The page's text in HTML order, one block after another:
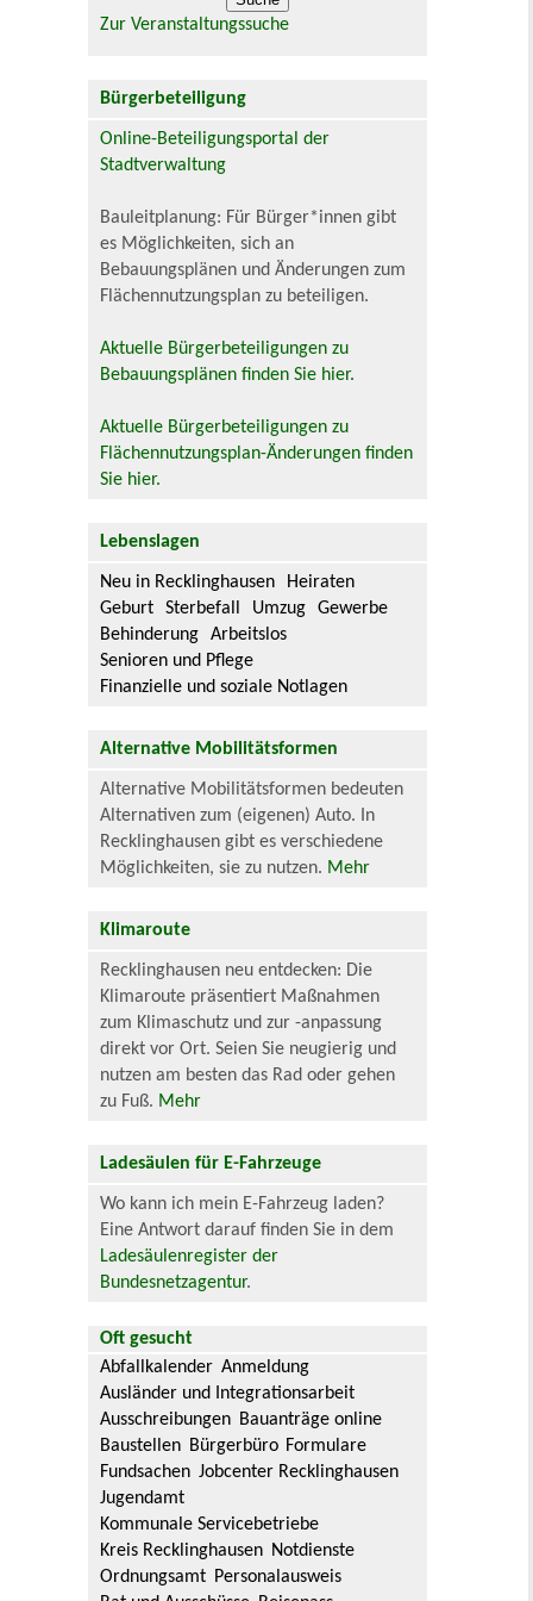
Zur Veranstaltungssuche
Bürgerbeteiligung
Online-Beteiligungsportal der
Stadtverwaltung
Bauleitplanung: Für Bürger*innen gibt
es Möglichkeiten, sich an
Bebauungsplänen und Änderungen zum
Flächennutzungsplan zu beteiligen.
Aktuelle Bürgerbeteiligungen zu
Bebauungsplänen finden Sie hier.
Aktuelle Bürgerbeteiligungen zu
Flächennutzungsplan-Änderungen finden
Sie hier.
Lebenslagen
Neu in Recklinghausen
Heiraten
Geburt
Sterbefall Umzug
Gewerbe
Behinderung
Arbeitslos
Senioren und Pflege
Finanzielle und soziale Notlagen
Alternative Mobilitätsformen
Alternative Mobilitätsformen bedeuten
Alternativen zum (eigenen) Auto. In
Recklinghausen gibt es verschiedene
Möglichkeiten, sie zu nutzen. Mehr
Klimaroute
Recklinghausen neu entdecken: Die
Klimaroute präsentiert Maßnahmen
zum Klimaschutz und zur -anpassung
direkt vor Ort. Seien Sie neugierig und
nutzen am besten das Rad oder gehen
zu Fuß. Mehr
Ladesäulen für E-Fahrzeuge
Wo kann ich mein E-Fahrzeug laden?
Eine Antwort darauf finden Sie in dem
Ladesäulenregister der
Bundesnetzagentur.
Oft gesucht
Abfallkalender Anmeldung
Ausländer und Integrationsarbeit
Ausschreibungen Bauanträge online
Baustellen Bürgerbüro Formulare
Fundsachen Jobcenter Recklinghausen
Jugendamt
Kommunale Servicebetriebe
Kreis Recklinghausen Notdienste
Ordnungsamt Personalausweis